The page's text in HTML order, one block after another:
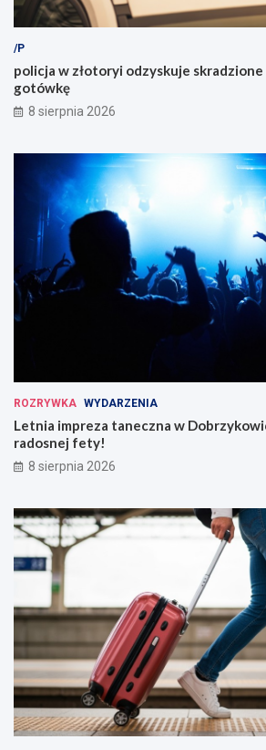
/P
policja w złotoryi odzyskuje
gotówkę
8 sierpnia 2026
ROZRYWKA WYDARZENIA
Letnia impreza taneczna w
radosnej fety!
8 sierpnia 2026